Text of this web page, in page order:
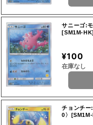
サニーゴ:
[SM1M-HK]
¥100
在庫なし
チョンチ
0〉